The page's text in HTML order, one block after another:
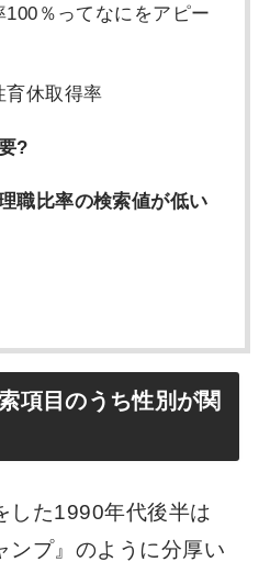
％ってなにをアピー
育休取得率
?
職比率の検索値が低い
項目のうち性別が関
した1990年代後半は
ンプ』のように分厚い